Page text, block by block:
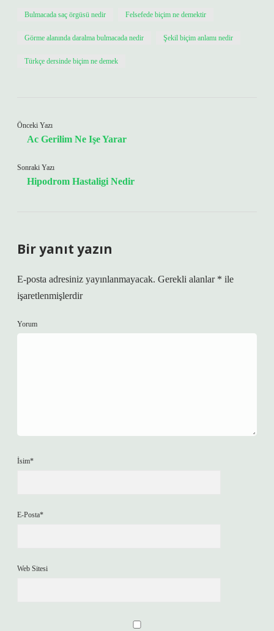
Bulmacada saç örgüsü nedir Felsefede biçim ne demektir
Görme alanında daralma bulmacada nedir Şekil biçim anlamı nedir
Türkçe dersinde biçim ne demek
Önceki Yazı
Ac Gerilim Ne Işe Yarar
Sonraki Yazı
Hipodrom Hastaligi Nedir
Bir yanıt yazın
E-posta adresiniz yayınlanmayacak. Gerekli alanlar * ile
işaretlenmişlerdir
Yorum
İsim*
E-Posta*
Web Sitesi